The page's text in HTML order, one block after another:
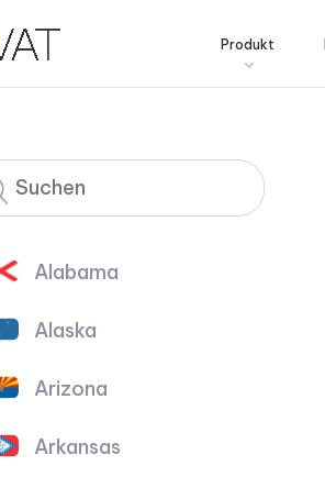
Produkt
Alabama
Alaska
Arizona
Arkansas